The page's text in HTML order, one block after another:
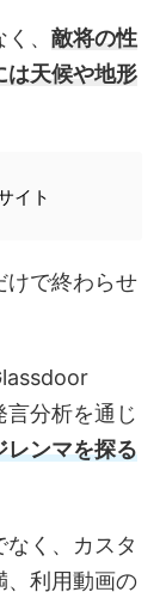
、 敵将の性
は天候や地形
イト
けで終わらせ
分析を通じ
レンマを探る
く、カスタ
、利用動画の